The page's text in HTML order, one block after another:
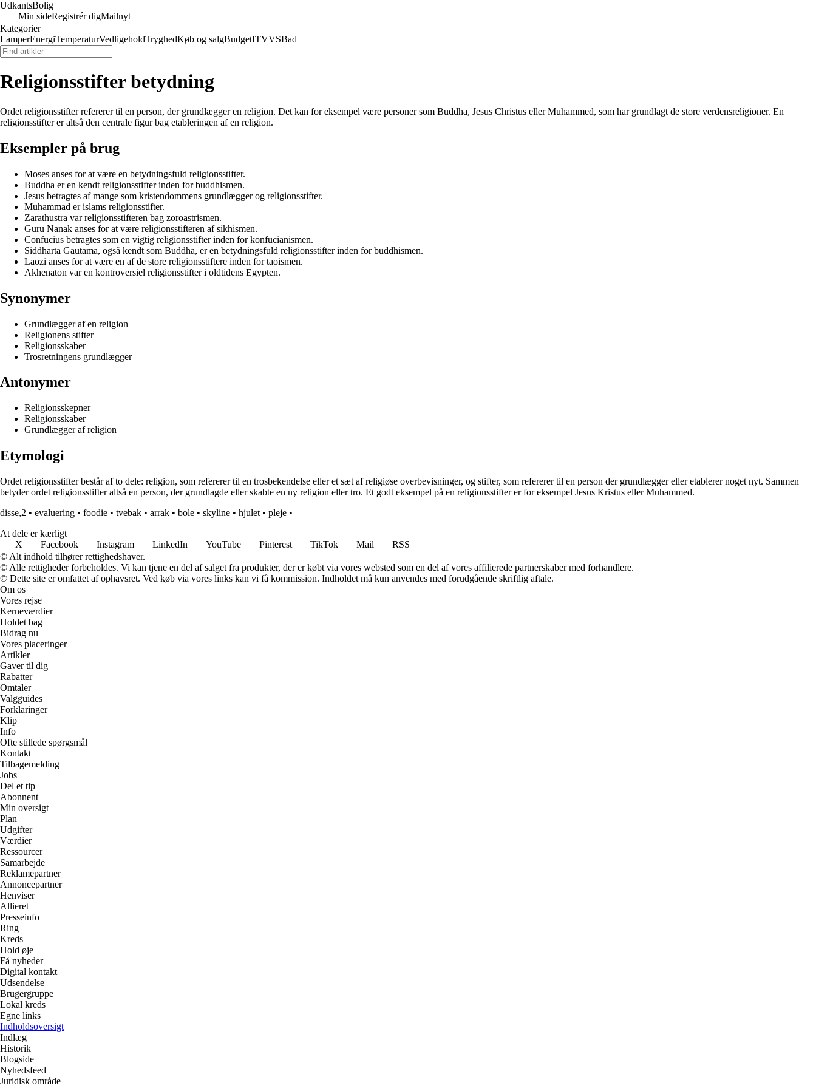
UdkantsBolig
Min sideRegistrér digMailnyt
Kategorier
LamperEnergiTemperaturVedligeholdTryghedKøb og salgBudgetITVVSBad
Religionsstifter betydning
Ordet religionsstifter refererer til en person, der grundlægger en religion. Det kan for eksempel være personer som Buddha, Jesus Christus eller Muhammed, som har grundlagt de store verdensreligioner. En
religionsstifter er altså den centrale figur bag etableringen af en religion.
Eksempler på brug
Moses anses for at være en betydningsfuld religionsstifter.
Buddha er en kendt religionsstifter inden for buddhismen.
Jesus betragtes af mange som kristendommens grundlægger og religionsstifter.
Muhammad er islams religionsstifter.
Zarathustra var religionsstifteren bag zoroastrismen.
Guru Nanak anses for at være religionsstifteren af sikhismen.
Confucius betragtes som en vigtig religionsstifter inden for konfucianismen.
Siddharta Gautama, også kendt som Buddha, er en betydningsfuld religionsstifter inden for buddhismen.
Laozi anses for at være en af de store religionsstiftere inden for taoismen.
Akhenaton var en kontroversiel religionsstifter i oldtidens Egypten.
Synonymer
Grundlægger af en religion
Religionens stifter
Religionsskaber
Trosretningens grundlægger
Antonymer
Religionsskepner
Religionsskaber
Grundlægger af religion
Etymologi
Ordet religionsstifter består af to dele: religion, som refererer til en trosbekendelse eller et sæt af religiøse overbevisninger, og stifter, som refererer til en person der grundlægger eller etablerer noget nyt. Sammen
betyder ordet religionsstifter altså en person, der grundlagde eller skabte en ny religion eller tro. Et godt eksempel på en religionsstifter er for eksempel Jesus Kristus eller Muhammed.
disse,2 • evaluering • foodie • tvebak • arrak • bole • skyline • hjulet • pleje •
At dele er kærligt
X
Facebook Instagram LinkedIn YouTube Pinterest TikTok Mail
RSS
© Alt indhold tilhører rettighedshaver.
© Alle rettigheder forbeholdes. Vi kan tjene en del af salget fra produkter, der er købt via vores websted som en del af vores affilierede partnerskaber med forhandlere.
© Dette site er omfattet af ophavsret. Ved køb via vores links kan vi få kommission. Indholdet må kun anvendes med forudgående skriftlig aftale.
Om os
Vores rejse
Kerneværdier
Holdet bag
Bidrag nu
Vores placeringer
Artikler
Gaver til dig
Rabatter
Omtaler
Valgguides
Forklaringer
Klip
Info
Ofte stillede spørgsmål
Kontakt
Tilbagemelding
Jobs
Del et tip
Abonnent
Min oversigt
Plan
Udgifter
Værdier
Ressourcer
Samarbejde
Reklamepartner
Annoncepartner
Henviser
Allieret
Presseinfo
Ring
Kreds
Hold øje
Få nyheder
Digital kontakt
Udsendelse
Brugergruppe
Lokal kreds
Egne links
Indholdsoversigt
Indlæg
Historik
Blogside
Nyhedsfeed
Juridisk område